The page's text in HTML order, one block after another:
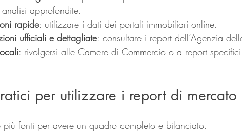
approfondite.
rapide: utilizzare i dati dei portali immobiliari online.
ufficiali e dettagliate: consultare i report dell’Agenzia
: rivolgersi alle Camere di Commercio o a report
per utilizzare i report di mercato
più fonti per avere un quadro completo e bilanciato.